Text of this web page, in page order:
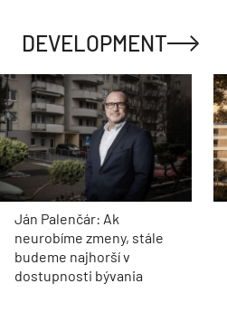
DEVELOPMENT
Ján Palenčár: Ak
neurobíme zmeny, stále
budeme najhorší v
dostupnosti bývania